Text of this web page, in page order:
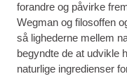
forandre og påvirke
Wegman og filosoffen
så lighederne mellem
begyndte de at udvikle
naturlige ingredienser